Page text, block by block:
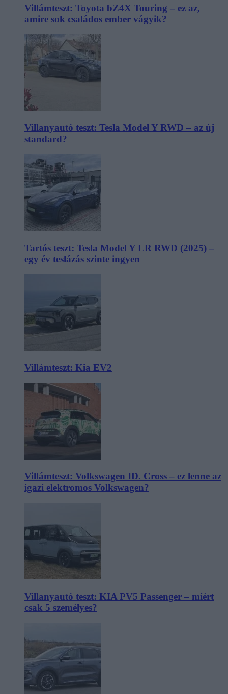
Villámteszt: Toyota bZ4X Touring – ez az,
amire sok családos ember vágyik?
Villanyautó teszt: Tesla Model Y RWD – az új
standard?
Tartós teszt: Tesla Model Y LR RWD (2025) –
egy év teslázás szinte ingyen
Villámteszt: Kia EV2
Villámteszt: Volkswagen ID. Cross – ez lenne az
igazi elektromos Volkswagen?
Villanyautó teszt: KIA PV5 Passenger – miért
csak 5 személyes?